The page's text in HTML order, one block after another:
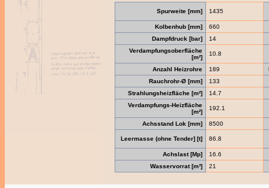
Spurweite [mm] 1435
Kolbenhub [mm]
660
Dampfdruck [bar]
14
Verdampfungsoberfläche
[m²]
10.8
Anzahl Heizrohre 189
Rauchrohr-Ø [mm]
133
Strahlungsheizfläche [m²]
14.7
Verdampfungs-Heizfläche
[m²]
192.1
Achsstand Lok [mm] 8500
Leermasse (ohne Tender] [t] 86.8
Achslast [Mp]
16.6
Wasservorrat [m³]
21